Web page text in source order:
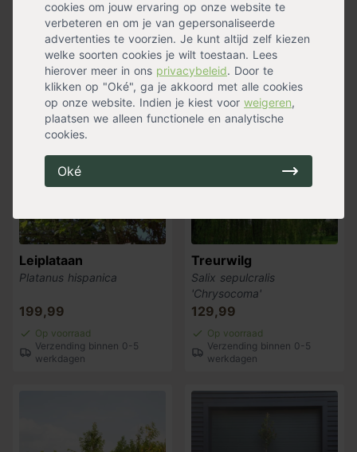
cookies om jouw ervaring op onze website te
verbeteren en om je van gepersonaliseerde
advertenties te voorzien. Je kunt altijd zelf kiezen
welke soorten cookies je wilt toestaan. Lees
hierover meer in ons privacybeleid. Door te
klikken op "Oké", ga je akkoord met alle cookies
op onze website. Indien je kiest voor weigeren,
plaatsen we alleen functionele en analytische
cookies.
Oké
199,99
Op voorraad
Verzending binnen 0-5
werkdagen
179,99
Op voorraad
Verzending binnen 0-5
werkdagen
Leiplataan
Platanus hispanica
199,99
Op voorraad
Verzending binnen 0-5
werkdagen
Populair
Treurwilg
Salix sepulcralis
'Chrysocoma'
129,99
Op voorraad
Verzending binnen 0-5
werkdagen